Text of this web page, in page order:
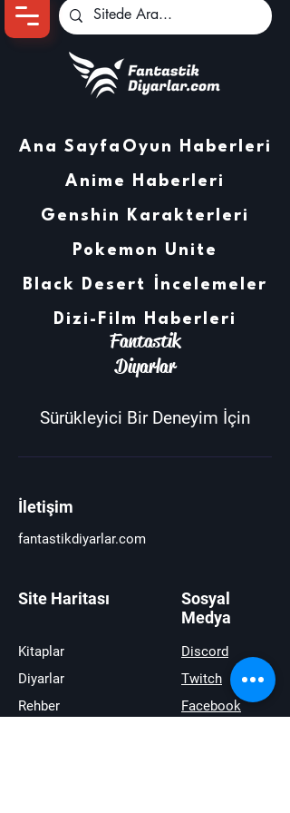
Ana Sayfa Oyun Haberleri
Anime Haberleri
Genshin Karakterleri
Pokemon Unite
Black Desert İncelemeler
Dizi-Film Haberleri
Fantastik
Diyarlar
Sürükleyici Bir Deneyim İçin
İletişim
fantastikdiyarlar.com
Site Haritası
Sosyal
Medya
Kitaplar
Diyarlar
Rehber
Discord
Twitch
Facebook